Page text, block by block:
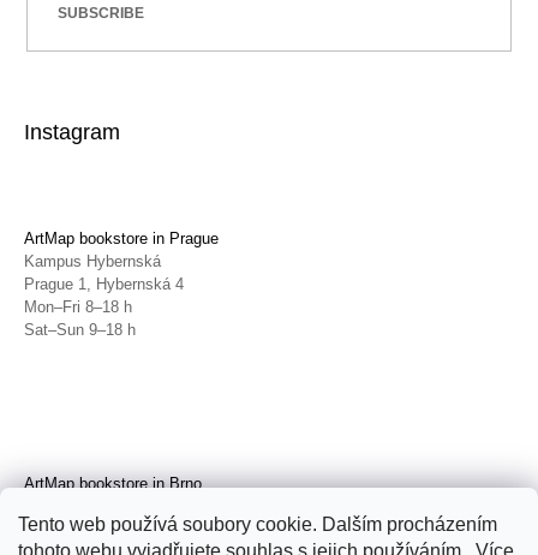
Tento web používá soubory cookie. Dalším procházením
tohoto webu vyjadřujete souhlas s jejich používáním.. Více
SUBSCRIBE
Instagram
ArtMap bookstore in Prague
Kampus Hybernská
Prague 1, Hybernská 4
Mon–Fri 8–18 h
Sat–Sun 9–18 h
ArtMap bookstore in Brno
Brno, Radnická 4